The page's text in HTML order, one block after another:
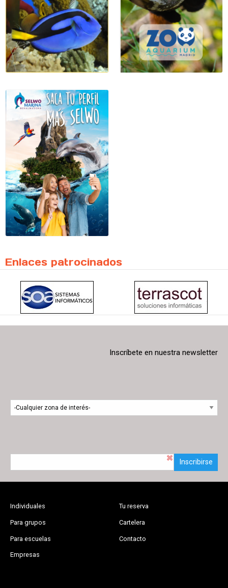
Enlaces patrocinados
Inscríbete en nuestra newsletter
Inscribirse
Individuales
Para grupos
Para escuelas
Empresas
Tu reserva
Cartelera
Contacto